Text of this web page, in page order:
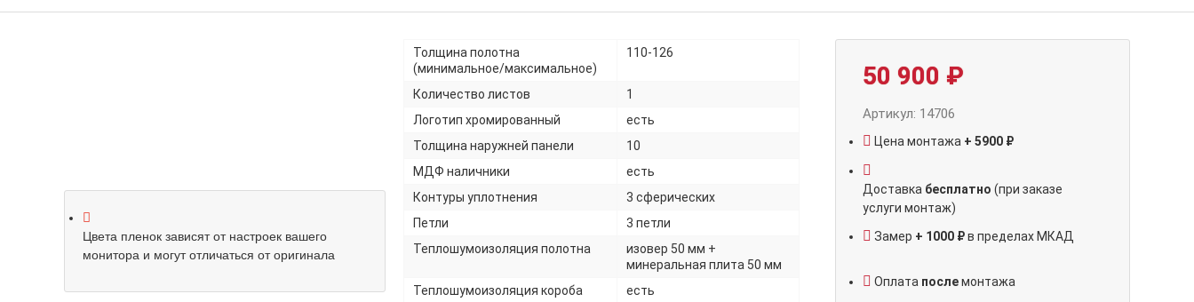
Цвета пленок зависят от настроек вашего
монитора и могут отличаться от оригинала
Толщина полотна
(минимальное/максимальное)
110-126
Количество листов
1
Логотип хромированный
есть
Толщина наружней панели
10
МДФ наличники
есть
Контуры уплотнения
3 сферических
Петли
3 петли
Теплошумоизоляция полотна
изовер 50 мм +
минеральная плита 50 мм
Теплошумоизоляция короба
есть
50 900 ₽
Артикул: 14706
Цена монтажа + 5900 ₽
Доставка бесплатно (при заказе
услуги монтаж)
Замер + 1000 ₽в пределах МКАД
Оплата послемонтажа